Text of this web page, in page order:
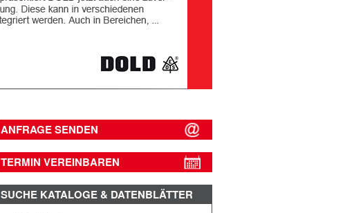
ANFRAGE SENDEN
TERMIN VEREINBAREN
SUCHE KATALOGE & DATENBLÄTTER